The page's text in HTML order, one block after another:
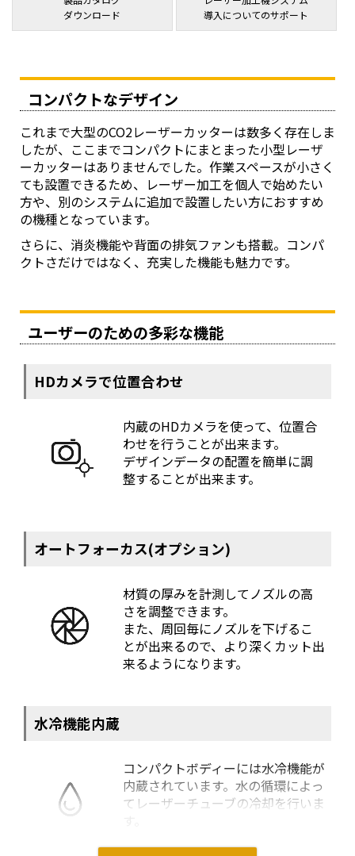
ダウンロード
導入についてのサポート
コンパクトなデザイン
これまで大型のCO2レーザーカッターは数多く存在しま
したが、ここまでコンパクトにまとまった小型レーザ
ーカッターはありませんでした。作業スペースが小さく
ても設置できるため、レーザー加工を個人で始めたい
方や、別のシステムに追加で設置したい方におすすめ
の機種となっています。
さらに、消炎機能や背面の排気ファンも搭載。コンパ
クトさだけではなく、充実した機能も魅力です。
ユーザーのための多彩な機能
HDカメラで位置合わせ
内蔵のHDカメラを使って、位置合
わせを行うことが出来ます。
デザインデータの配置を簡単に調
整することが出来ます。
オートフォーカス(オプション)
材質の厚みを計測してノズルの高
さを調整できます。
また、周回毎にノズルを下げるこ
とが出来るので、より深くカット出
来るようになります。
水冷機能内蔵
コンパクトボディーには水冷機能が
内蔵されています。水の循環によっ
てレーザーチューブの冷却を行いま